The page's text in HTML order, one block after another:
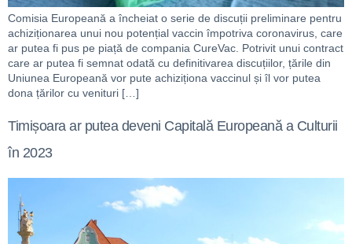
Comisia Europeană a încheiat o serie de discuții preliminare pentru
achiziționarea unui nou potențial vaccin împotriva coronavirus, care
ar putea fi pus pe piață de compania CureVac. Potrivit unui contract
care ar putea fi semnat odată cu definitivarea discuțiilor, țările din
Uniunea Europeană vor pute achiziționa vaccinul și îl vor putea
dona țărilor cu venituri […]
Timișoara ar putea deveni Capitală Europeană a Culturii
în 2023